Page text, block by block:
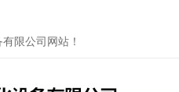
限公司网站！